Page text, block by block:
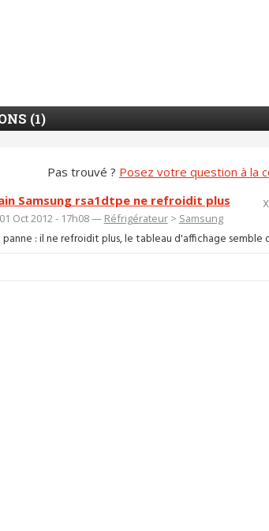
(1)
Pas trouvé ? Posez votre question à la
Samsung rsa1dtpe ne refroidit plus
Oct 2012 - 17h08 — Réfrigérateur> Samsung
: il ne refroidit plus, le tableau d'affichage semble